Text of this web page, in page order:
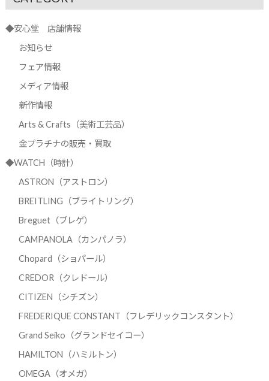
◆安心堂 店舗情報
お知らせ
フェア情報
メディア情報
新作情報
Arts & Crafts（美術工芸品）
金プラチナの販売・買取
◆WATCH（時計）
ASTRON（アストロン）
BREITLING（ブライトリング）
Breguet（ブレゲ）
CAMPANOLA（カンパノラ）
Chopard（ショパール）
CREDOR（クレドール）
CITIZEN（シチズン）
FREDERIQUE CONSTANT（フレデリックコンスタント）
Grand Seiko（グランドセイコー）
HAMILTON（ハミルトン）
OMEGA（オメガ）